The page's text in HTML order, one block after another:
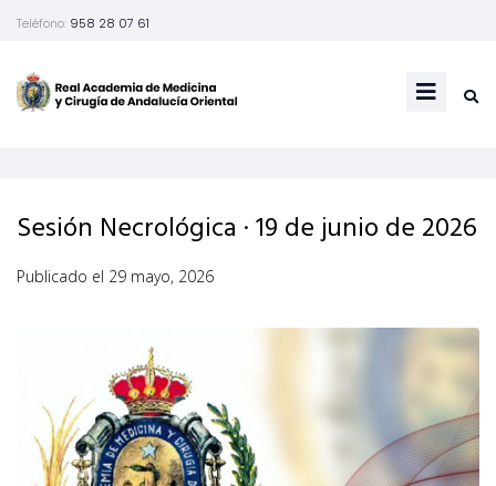
Teléfono: 958 28 07 61
Sesión Necrológica · 19 de junio de 2026
Publicado el 29 mayo, 2026